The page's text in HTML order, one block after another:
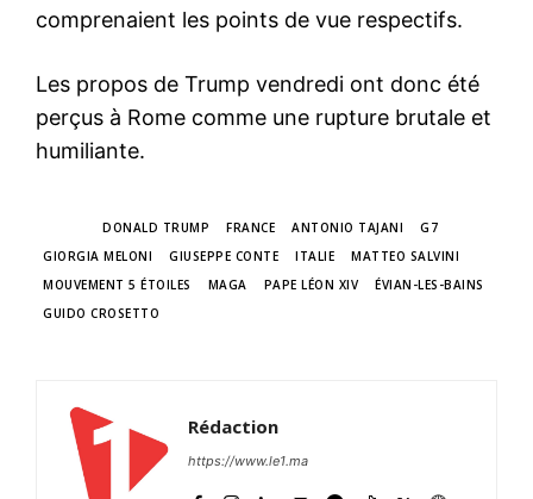
comprenaient les points de vue respectifs.
Les propos de Trump vendredi ont donc été
perçus à Rome comme une rupture brutale et
humiliante.
DONALD TRUMP FRANCE ANTONIO TAJANI
G7
GIORGIA MELONI
GIUSEPPE CONTE ITALIE
MATTEO SALVINI
MOUVEMENT 5 ÉTOILES
MAGA PAPE LÉON XIV
ÉVIAN-LES-BAINS
GUIDO CROSETTO
Rédaction
https://www.le1.ma